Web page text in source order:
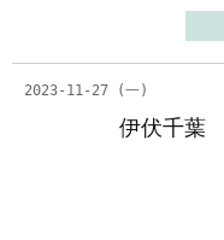
2023-11-27 (一)
伊伏千葉